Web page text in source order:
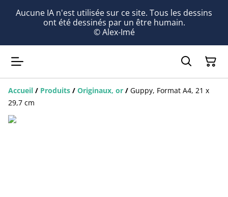
Aucune IA n'est utilisée sur ce site. Tous les dessins
ont été dessinés par un être humain.
© Alex-Imé
Accueil / Produits / Originaux, or / Guppy, Format A4, 21 x
29,7 cm